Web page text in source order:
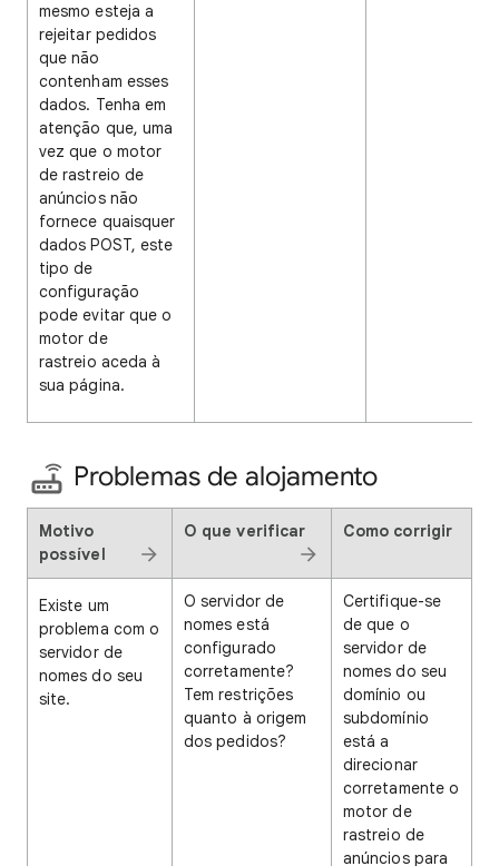
mesmo esteja a
rejeitar pedidos
que não
contenham esses
dados. Tenha em
atenção que, uma
vez que o motor
de rastreio de
anúncios não
fornece quaisquer
dados POST, este
tipo de
configuração
pode evitar que o
motor de
rastreio aceda à
sua página.
Problemas de alojamento
Motivo
possível
O que verificar Como corrigir
Existe um
problema com o
servidor de
nomes do seu
site.
O servidor de
nomes está
configurado
corretamente?
Tem restrições
quanto à origem
dos pedidos?
Certifique-se
de que o
servidor de
nomes do seu
domínio ou
subdomínio
está a
direcionar
corretamente o
motor de
rastreio de
anúncios para